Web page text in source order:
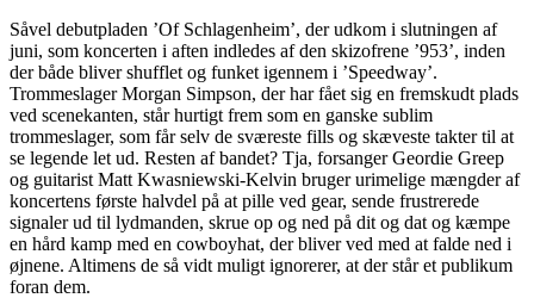
Såvel debutpladen ’Of Schlagenheim’, der udkom i slutningen af
juni, som koncerten i aften indledes af den skizofrene ’953’, inden
der både bliver shufflet og funket igennem i ’Speedway’.
Trommeslager Morgan Simpson, der har fået sig en fremskudt plads
ved scenekanten, står hurtigt frem som en ganske sublim
trommeslager, som får selv de sværeste fills og skæveste takter til at
se legende let ud. Resten af bandet? Tja, forsanger Geordie Greep
og guitarist Matt Kwasniewski-Kelvin bruger urimelige mængder af
koncertens første halvdel på at pille ved gear, sende frustrerede
signaler ud til lydmanden, skrue op og ned på dit og dat og kæmpe
en hård kamp med en cowboyhat, der bliver ved med at falde ned i
øjnene. Altimens de så vidt muligt ignorerer, at der står et publikum
foran dem.